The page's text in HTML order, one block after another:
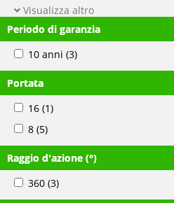
Visualizza altro
Periodo di garanzia
10 anni (3)
Portata
16 (1)
8 (5)
Raggio d'azione (°)
360 (3)